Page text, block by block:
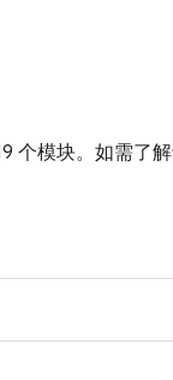
个模块。如需了解